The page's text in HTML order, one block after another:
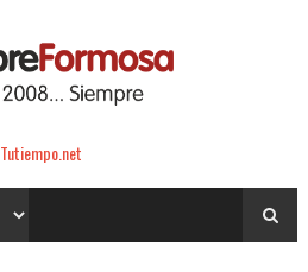
Tutiempo.net